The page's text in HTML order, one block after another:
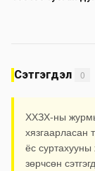
Сэтгэгдэл 0
ХХЗХ-ны
хязгаарласан
ёс
зөрчсөн